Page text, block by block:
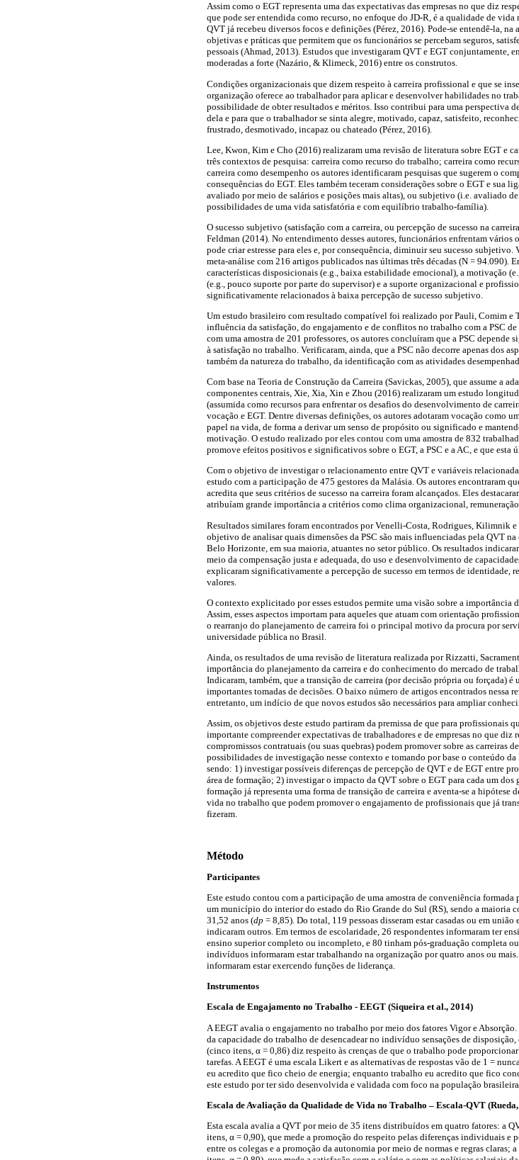
Assim como o EGT representa uma das expectativas das empresas no que diz
que pode ser entendida como recurso, no enfoque do JD-R, é a qualidade de
QVT já recebeu diversos focos e definições (Pérez, 2016). Pode-se entendê-la,
objetivas e práticas que permitem que os funcionários se percebam seguros,
pessoais (Ahmad, 2013). Estudos que investigaram QVT e EGT conjuntamente,
moderadas a forte (Nazário, & Klimeck, 2016) entre os construtos.
Condições organizacionais que dizem respeito à carreira profissional e que se
organização oferece ao trabalhador para aplicar e desenvolver habilidades no
possibilidade de obter resultados e méritos. Isso contribui para uma perspectiva
dela e para que o trabalhador se sinta alegre, motivado, capaz, satisfeito,
frustrado, desmotivado, incapaz ou chateado (Pérez, 2016).
Lee, Kwon, Kim e Cho (2016) realizaram uma revisão de literatura sobre EGT e
três contextos de pesquisa: carreira como recurso do trabalho; carreira como
carreira como desempenho os autores identificaram pesquisas que sugerem o
consequências do EGT. Eles também teceram considerações sobre o EGT e sua
avaliado por meio de salários e posições mais altas), ou subjetivo (i.e. avaliado
possibilidades de uma vida satisfatória e com equilíbrio trabalho-família).
O sucesso subjetivo (satisfação com a carreira, ou percepção de sucesso na
Feldman (2014). No entendimento desses autores, funcionários enfrentam vários
pode criar estresse para eles e, por consequência, diminuir seu sucesso
meta-análise com 216 artigos publicados nas últimas três décadas (N = 94.090).
características disposicionais (e.g., baixa estabilidade emocional), a motivação
(e.g., pouco suporte por parte do supervisor) e a suporte organizacional e
significativamente relacionados à baixa percepção de sucesso subjetivo.
Um estudo brasileiro com resultado compatível foi realizado por Pauli, Comim
influência da satisfação, do engajamento e de conflitos no trabalho com a PSC
com uma amostra de 201 professores, os autores concluíram que a PSC
à satisfação no trabalho. Verificaram, ainda, que a PSC não decorre apenas dos
também da natureza do trabalho, da identificação com as atividades
Com base na Teoria de Construção da Carreira (Savickas, 2005), que assume a
componentes centrais, Xie, Xia, Xin e Zhou (2016) realizaram um estudo
(assumida como recursos para enfrentar os desafios do desenvolvimento de
vocação e EGT. Dentre diversas definições, os autores adotaram vocação como
papel na vida, de forma a derivar um senso de propósito ou significado e
motivação. O estudo realizado por eles contou com uma amostra de 832
promove efeitos positivos e significativos sobre o EGT, a PSC e a AC, e que esta
Com o objetivo de investigar o relacionamento entre QVT e variáveis
estudo com a participação de 475 gestores da Malásia. Os autores encontraram
acredita que seus critérios de sucesso na carreira foram alcançados. Eles
atribuíam grande importância a critérios como clima organizacional,
Resultados similares foram encontrados por Venelli-Costa, Rodrigues, Kilimnik
objetivo de analisar quais dimensões da PSC são mais influenciadas pela QVT
Belo Horizonte, em sua maioria, atuantes no setor público. Os resultados
meio da compensação justa e adequada, do uso e desenvolvimento de
explicaram significativamente a percepção de sucesso em termos de identidade,
valores.
O contexto explicitado por esses estudos permite uma visão sobre a importância
Assim, esses aspectos importam para aqueles que atuam com orientação
o rearranjo do planejamento de carreira foi o principal motivo da procura por
universidade pública no Brasil.
Ainda, os resultados de uma revisão de literatura realizada por Rizzatti,
importância do planejamento da carreira e do conhecimento do mercado de
Indicaram, também, que a transição de carreira (por decisão própria ou forçada)
importantes tomadas de decisões. O baixo número de artigos encontrados nessa
entretanto, um indício de que novos estudos são necessários para ampliar
Assim, os objetivos deste estudo partiram da premissa de que para profissionais
importante compreender expectativas de trabalhadores e de empresas no que diz
compromissos contratuais (ou suas quebras) podem promover sobre as carreiras
possibilidades de investigação nesse contexto e tomando por base o conteúdo
sendo: 1) investigar possíveis diferenças de percepção de QVT e de EGT entre
área de formação; 2) investigar o impacto da QVT sobre o EGT para cada um
formação já representa uma forma de transição de carreira e aventa-se a hipótese
vida no trabalho que podem promover o engajamento de profissionais que já
fizeram.
Método
Participantes
Este estudo contou com a participação de uma amostra de conveniência
um município do interior do estado do Rio Grande do Sul (RS), sendo a maioria
31,52 anos (dp = 8,85). Do total, 119 pessoas disseram estar casadas ou em
indicaram outros. Em termos de escolaridade, 26 respondentes informaram ter
ensino superior completo ou incompleto, e 80 tinham pós-graduação completa
indivíduos informaram estar trabalhando na organização por quatro anos ou
informaram estar exercendo funções de liderança.
Instrumentos
Escala de Engajamento no Trabalho - EEGT (Siqueira et al., 2014)
A EEGT avalia o engajamento no trabalho por meio dos fatores Vigor e
da capacidade do trabalho de desencadear no indivíduo sensações de
(cinco itens, α = 0,86) diz respeito às crenças de que o trabalho pode
tarefas. A EEGT é uma escala Likert e as alternativas de respostas vão de 1 =
eu acredito que fico cheio de energia; enquanto trabalho eu acredito que fico
este estudo por ter sido desenvolvida e validada com foco na população brasileira.
Escala de Avaliação da Qualidade de Vida no Trabalho – Escala-QVT
Esta escala avalia a QVT por meio de 35 itens distribuídos em quatro fatores: a
itens, α = 0,90), que mede a promoção do respeito pelas diferenças individuais e
entre os colegas e a promoção da autonomia por meio de normas e regras claras;